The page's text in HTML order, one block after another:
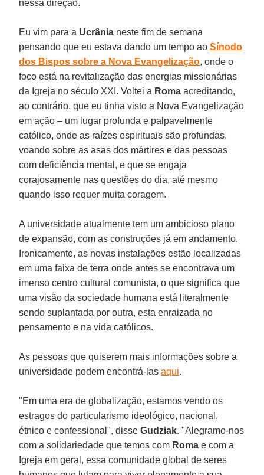
nessa direção.
Eu vim para a Ucrânia neste fim de semana
pensando que eu estava dando um tempo aoSínodo
dos Bispos sobre a Nova Evangelização, onde o
foco está na revitalização das energias missionárias
da Igreja no século XXI. Voltei a Romaacreditando,
ao contrário, que eu tinha visto a Nova Evangelização
em ação – um lugar profunda e palpavelmente
católico, onde as raízes espirituais são profundas,
voando sobre as asas dos mártires e das pessoas
com deficiência mental, e que se engaja
corajosamente nas questões do dia, até mesmo
quando isso requer muita coragem.
A universidade atualmente tem um ambicioso plano
de expansão, com as construções já em andamento.
Ironicamente, as novas instalações estão localizadas
em uma faixa de terra onde antes se encontrava um
imenso centro cultural comunista, o que significa que
uma visão da sociedade humana está literalmente
sendo suplantada por outra, esta enraizada no
pensamento e na vida católicos.
As pessoas que quiserem mais informações sobre a
universidade podem encontrá-lasaqui.
"Em uma era de globalização, estamos vendo os
estragos do particularismo ideológico, nacional,
étnico e confessional", disseGudziak. "Alegramo-nos
com a solidariedade que temos com Romae com a
Igreja em geral, essa comunidade global de seres